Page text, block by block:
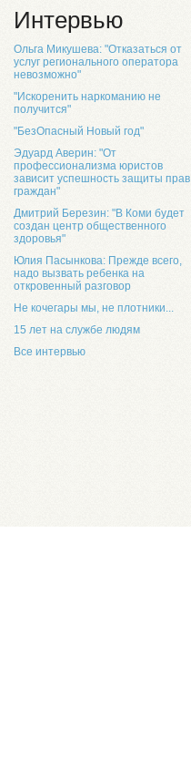
Интервью
Ольга Микушева: "Отказаться от
услуг регионального оператора
невозможно"
"Искоренить наркоманию не
получится"
"БезОпасный Новый год"
Эдуард Аверин: "От
профессионализма юристов
зависит успешность защиты прав
граждан"
Дмитрий Березин: "В Коми будет
создан центр общественного
здоровья"
Юлия Пасынкова: Прежде всего,
надо вызвать ребенка на
откровенный разговор
Не кочегары мы, не плотники...
15 лет на службе людям
Все интервью